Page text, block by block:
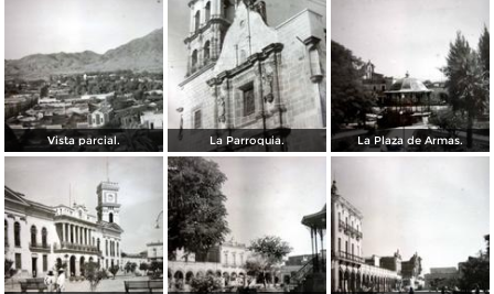
Vista parcial. La Parroquia. La Plaza de Armas.